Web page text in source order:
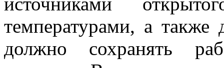
температурами, а также
должно сохранять